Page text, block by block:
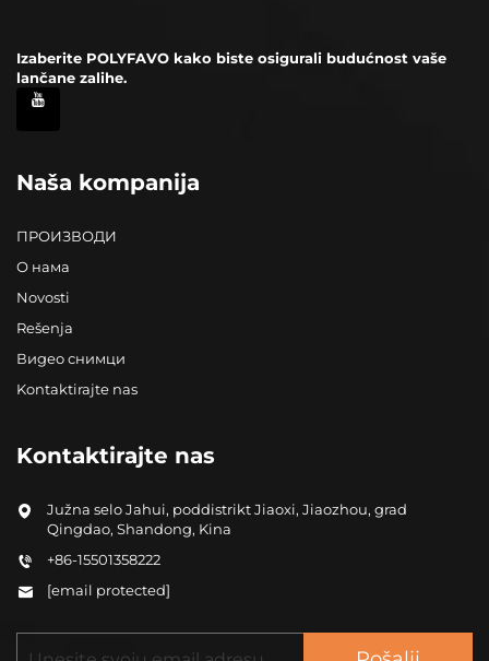
Izaberite POLYFAVO kako biste osigurali budućnost vaše
lančane zalihe.
Naša kompanija
ПРОИЗВОДИ
О нама
Novosti
Rešenja
Видео снимци
Kontaktirajte nas
Kontaktirajte nas
Južna selo Jahui, poddistrikt Jiaoxi, Jiaozhou, grad
Qingdao, Shandong, Kina
+86-15501358222
[email protected]